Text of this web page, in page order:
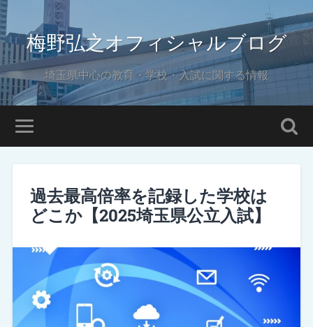
梅野弘之オフィシャルブログ
埼玉県中心の教育・学校・入試に関する情報
過去最高倍率を記録した学校は
どこか【2025埼玉県公立入試】